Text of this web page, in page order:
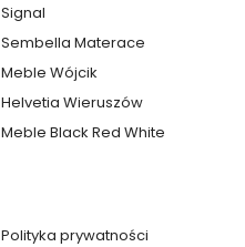
Signal
Sembella Materace
Meble Wójcik
Helvetia Wieruszów
Meble Black Red White
Polityka prywatności